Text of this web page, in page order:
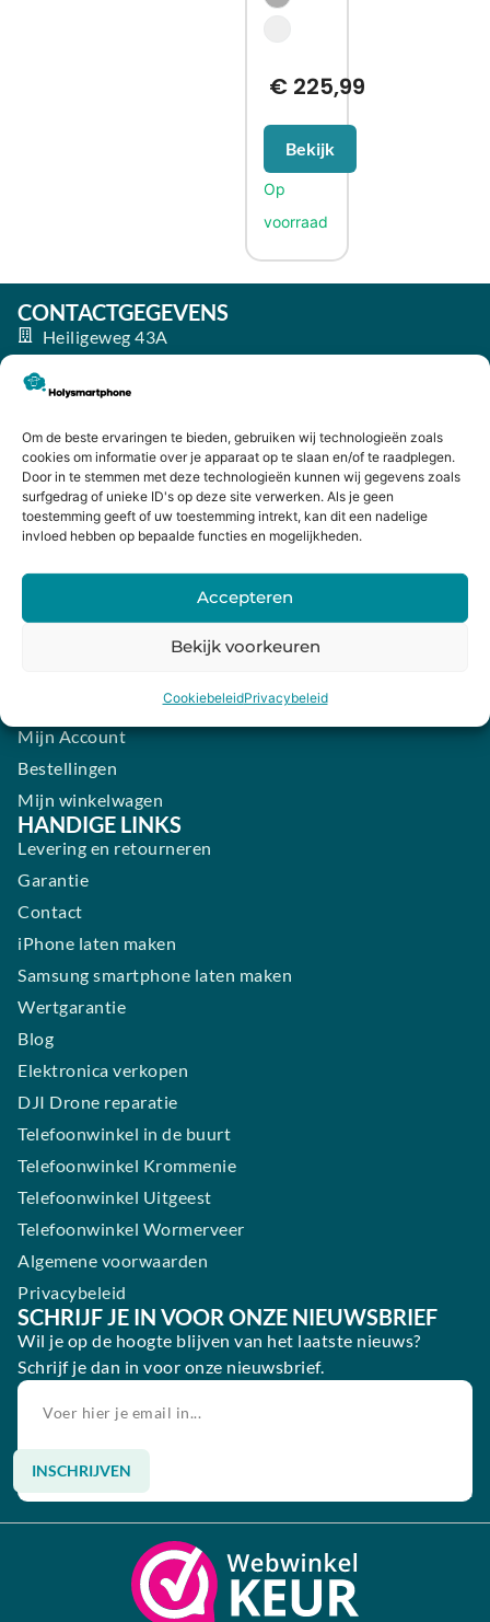
Om de beste ervaringen te bieden, gebruiken wij technologieën zoals
cookies om informatie over je apparaat op te slaan en/of te raadplegen.
Door in te stemmen met deze technologieën kunnen wij gegevens zoals
surfgedrag of unieke ID's op deze site verwerken. Als je geen
toestemming geeft of uw toestemming intrekt, kan dit een nadelige
invloed hebben op bepaalde functies en mogelijkheden.
Accepteren
Bekijk voorkeuren
CookiebeleidPrivacybeleid
€225,99
Bekijk
CONTACTGEGEVENS
Heiligeweg 43A
075 641 5169
info@holysmartphone.nl
Maandag:
11:00 - 18:00
Dinsdag:
09:00 - 18:00
Woensdag:
09:00 - 18:00
Mijn Account
Bestellingen
Mijn winkelwagen
HANDIGE LINKS
Levering en retourneren
Garantie
Contact
iPhone laten maken
Samsung smartphone laten maken
Wertgarantie
Blog
Elektronica verkopen
DJI Drone reparatie
Telefoonwinkel in de buurt
Telefoonwinkel Krommenie
Telefoonwinkel Uitgeest
Telefoonwinkel Wormerveer
Algemene voorwaarden
Privacybeleid
SCHRIJF JE IN VOOR ONZE NIEUWSBRIEF
Wil je op de hoogte blijven van het laatste nieuws?
Schrijf je dan in voor onze nieuwsbrief.
INSCHRIJVEN
Alternative: